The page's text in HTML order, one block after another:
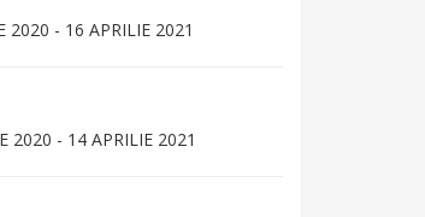
2020 - 16 APRILIE 2021
2020 - 14 APRILIE 2021